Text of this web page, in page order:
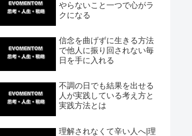
やらないこと一つで心がラ
クになる
信念を曲げずに生きる方法
で他人に振り回されない毎
日を手に入れる
不調の日でも結果を出せる
人が実践している考え方と
実践方法とは
理解されなくて辛い人へ|理